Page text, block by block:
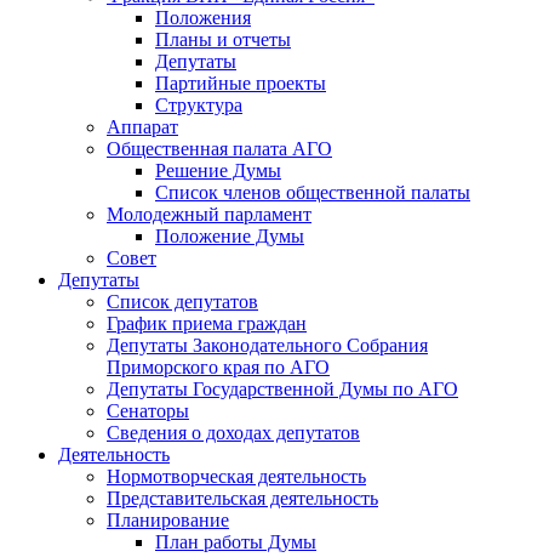
Положения
Планы и отчеты
Депутаты
Партийные проекты
Структура
Аппарат
Общественная палата АГО
Решение Думы
Список членов общественной палаты
Молодежный парламент
Положение Думы
Совет
Депутаты
Список депутатов
График приема граждан
Депутаты Законодательного Собрания
Приморского края по АГО
Депутаты Государственной Думы по АГО
Сенаторы
Сведения о доходах депутатов
Деятельность
Нормотворческая деятельность
Представительская деятельность
Планирование
План работы Думы